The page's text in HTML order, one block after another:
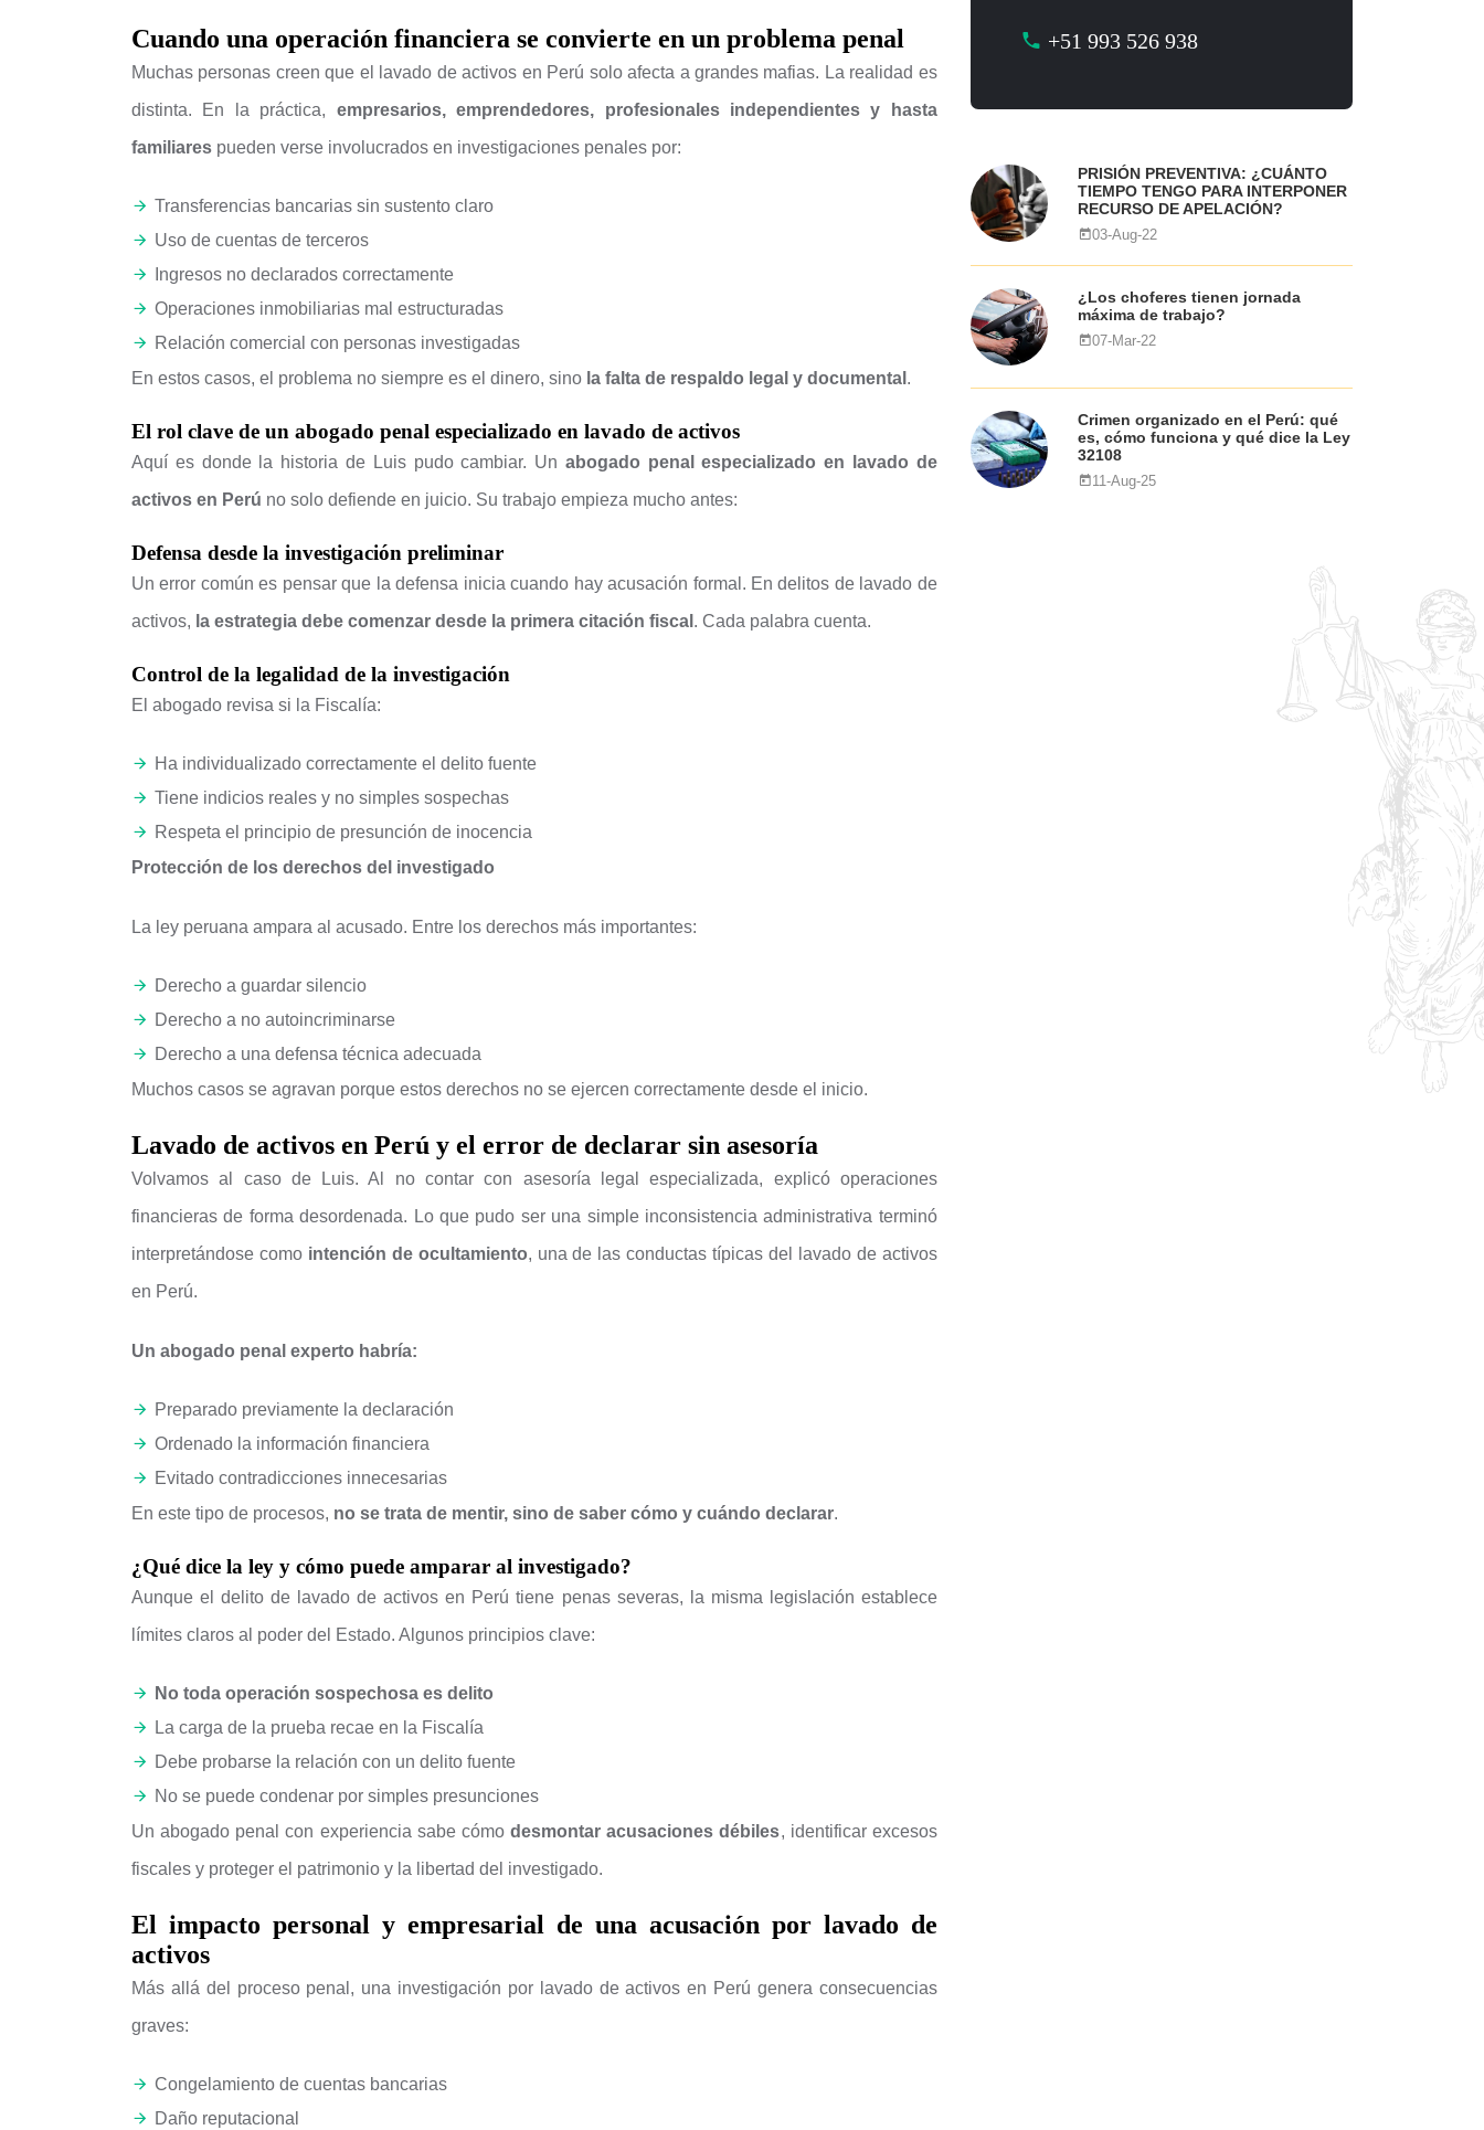
Cuando una operación financiera se convierte en un problema penal
Muchas personas creen que el lavado de activos en Perú solo afecta a grandes mafias. La realidad es
distinta. En la práctica, empresarios, emprendedores, profesionales independientes y hasta
familiares pueden verse involucrados en investigaciones penales por:
Transferencias bancarias sin sustento claro
Uso de cuentas de terceros
Ingresos no declarados correctamente
Operaciones inmobiliarias mal estructuradas
Relación comercial con personas investigadas
En estos casos, el problema no siempre es el dinero, sino la falta de respaldo legal y documental .
El rol clave de un abogado penal especializado en lavado de activos
Aquí es donde la historia de Luis pudo cambiar. Un abogado penal especializado en lavado de
activos en Perú no solo defiende en juicio. Su trabajo empieza mucho antes:
Defensa desde la investigación preliminar
Un error común es pensar que la defensa inicia cuando hay acusación formal. En delitos de lavado de
activos, la estrategia debe comenzar desde la primera citación fiscal . Cada palabra cuenta.
Control de la legalidad de la investigación
El abogado revisa si la Fiscalía:
Ha individualizado correctamente el delito fuente
Tiene indicios reales y no simples sospechas
Respeta el principio de presunción de inocencia
Protección de los derechos del investigado
La ley peruana ampara al acusado. Entre los derechos más importantes:
Derecho a guardar silencio
Derecho a no autoincriminarse
Derecho a una defensa técnica adecuada
Muchos casos se agravan porque estos derechos no se ejercen correctamente desde el inicio.
Lavado de activos en Perú y el error de declarar sin asesoría
Volvamos al caso de Luis. Al no contar con asesoría legal especializada, explicó operaciones
financieras de forma desordenada. Lo que pudo ser una simple inconsistencia administrativa terminó
interpretándose como intención de ocultamiento, una de las conductas típicas del lavado de activos
en Perú.
Un abogado penal experto habría:
Preparado previamente la declaración
Ordenado la información financiera
Evitado contradicciones innecesarias
En este tipo de procesos, no se trata de mentir, sino de saber cómo y cuándo declarar.
¿Qué dice la ley y cómo puede amparar al investigado?
Aunque el delito de lavado de activos en Perú tiene penas severas, la misma legislación establece
límites claros al poder del Estado. Algunos principios clave:
No toda operación sospechosa es delito
La carga de la prueba recae en la Fiscalía
Debe probarse la relación con un delito fuente
No se puede condenar por simples presunciones
Un abogado penal con experiencia sabe cómodesmontar acusaciones débiles, identificar excesos
fiscales y proteger el patrimonio y la libertad del investigado.
El impacto personal y empresarial de una acusación por lavado de
activos
Más allá del proceso penal, una investigación por lavado de activos en Perú genera consecuencias
graves:
Congelamiento de cuentas bancarias
Daño reputacional
+51 993 526 938
PRISIÓN PREVENTIVA: ¿CUÁNTO
TIEMPO TENGO PARA INTERPONER
RECURSO DE APELACIÓN?
03-Aug-22
¿Los choferes tienen jornada
máxima de trabajo?
07-Mar-22
Crimen organizado en el Perú: qué
es, cómo funciona y qué dice la Ley
32108
11-Aug-25